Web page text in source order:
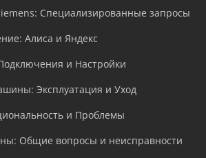
Специализированные запросы
Алиса и Яндекс
и Настройки
Эксплуатация и Уход
и Проблемы
Общие вопросы и неисправности